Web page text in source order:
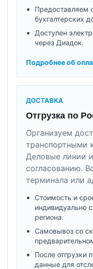
Предоставляем
бухгалтерских
Доступен
через Диадок.
Подробнее об
ДОСТАВКА
Отгрузка по
Организуем
транспортными
Деловые линии
согласованию.
терминала или
Стоимость и
индивидуально
региона.
Самовывоз со
После отгрузки
данные для